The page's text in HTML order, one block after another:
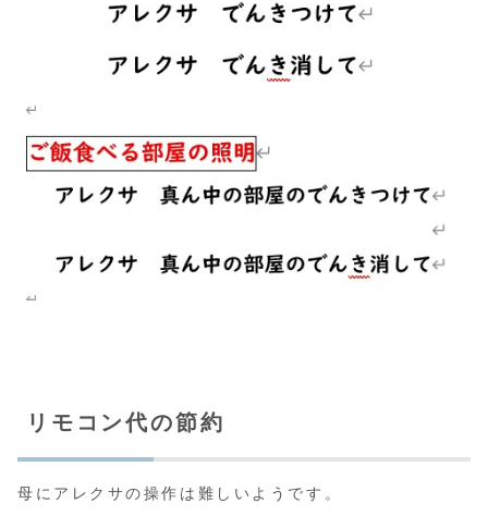
リモコン代の節約
母にアレクサの操作は難しいようです。